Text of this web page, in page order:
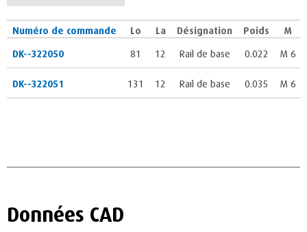
Numéro de commande Lo La Désignation Poids
M
DK--322050
81 12 Rail de base 0.022
M 6
DK--322051
131 12 Rail de base 0.035 M 6
Données CAD